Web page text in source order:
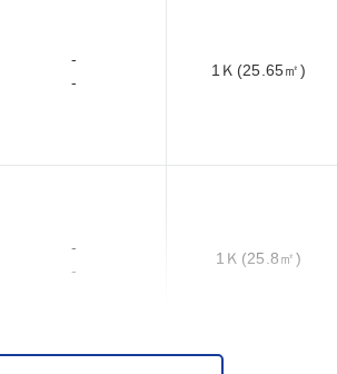
-
-
1Ｋ(25.65㎡)
-
-
1Ｋ(25.8㎡)